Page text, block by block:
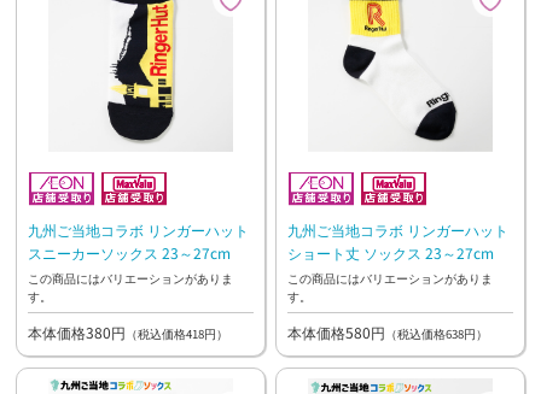
九州ご当地コラボ リンガーハット
スニーカーソックス 23～27cm
この商品にはバリエーションがありま
す。
本体価格380円 （税込価格418円）
九州ご当地コラボ リンガーハット
ショート丈 ソックス 23～27cm
この商品にはバリエーションがありま
す。
本体価格580円 （税込価格638円）